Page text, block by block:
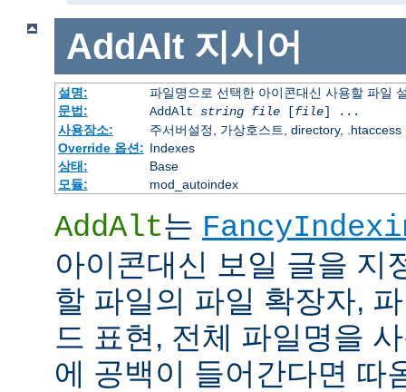
AddAlt 지시어
설명:
파일명으로 선택한 아이콘대신 사용할 파일
문법:
AddAlt string file[file] ...
사용장소:
주서버설정, 가상호스트, directory, .htaccess
Override 옵션: Indexes
상태:
Base
모듈:
mod_autoindex
AddAlt는
아이콘대신 보일 글을 지
할 파일의 파일 확장자,
드 표현, 전체 파일명을
에 공백이 들어간다면 따